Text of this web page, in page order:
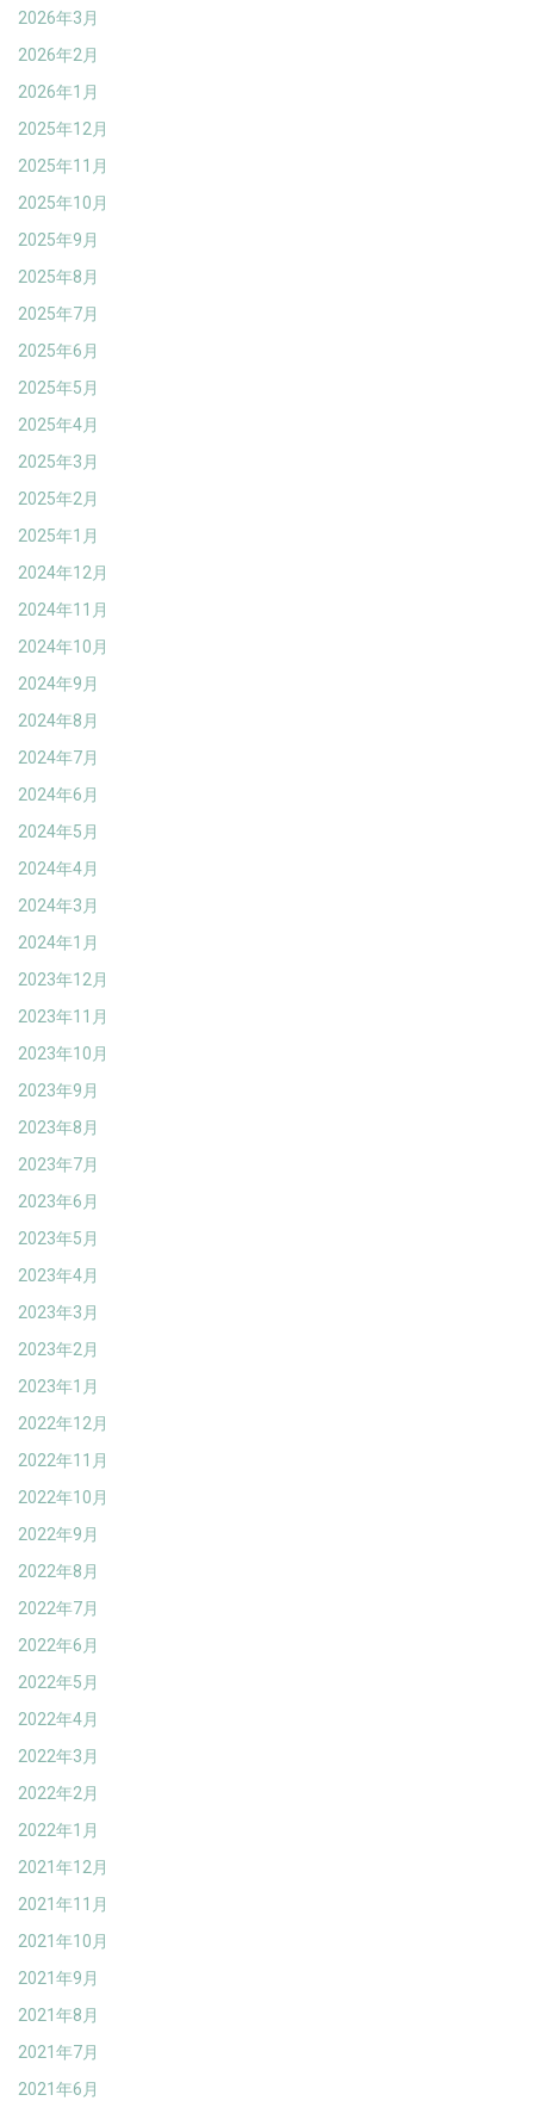
2026年3月
2026年2月
2026年1月
2025年12月
2025年11月
2025年10月
2025年9月
2025年8月
2025年7月
2025年6月
2025年5月
2025年4月
2025年3月
2025年2月
2025年1月
2024年12月
2024年11月
2024年10月
2024年9月
2024年8月
2024年7月
2024年6月
2024年5月
2024年4月
2024年3月
2024年1月
2023年12月
2023年11月
2023年10月
2023年9月
2023年8月
2023年7月
2023年6月
2023年5月
2023年4月
2023年3月
2023年2月
2023年1月
2022年12月
2022年11月
2022年10月
2022年9月
2022年8月
2022年7月
2022年6月
2022年5月
2022年4月
2022年3月
2022年2月
2022年1月
2021年12月
2021年11月
2021年10月
2021年9月
2021年8月
2021年7月
2021年6月